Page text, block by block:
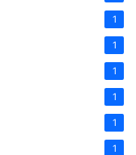
1
1
1
1
1
1